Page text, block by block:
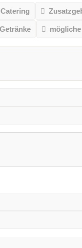
Getränke